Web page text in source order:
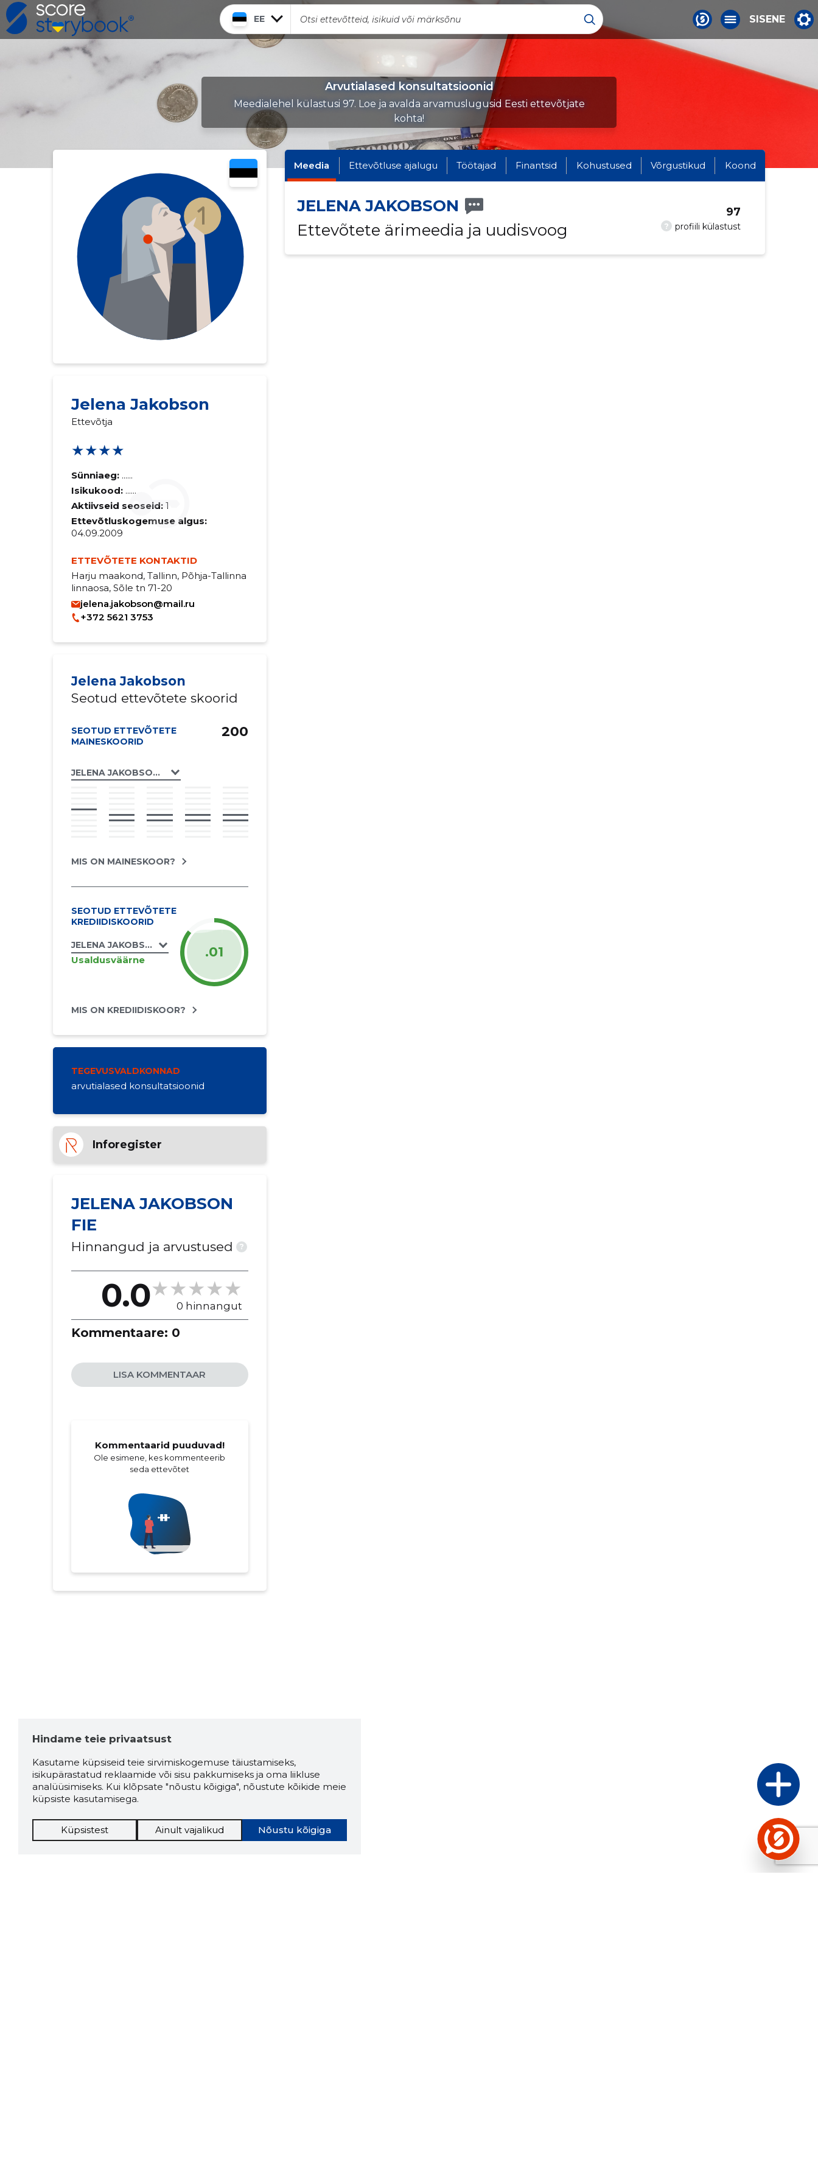
EE SISENE
Arvutialased konsultatsioonid
Meedialehel külastusi 97. Loe ja avalda arvamuslugusid Eesti ettevõtjate
kohta!
Jelena Jakobson
Ettevõtja
★★★★
Sünniaeg: ......
Isikukood: ......
Aktiivseid seoseid: 1
Ettevõtluskogemuse algus:
04.09.2009
ETTEVÕTETE KONTAKTID
Harju maakond, Tallinn, Põhja-Tallinna
linnaosa, Sõle tn 71-20
jelena.jakobson@mail.ru
+372 5621 3753
Jelena Jakobson
Seotud ettevõtete skoorid
SEOTUD ETTEVÕTETE
MAINESKOORID
JELENA JAKOBSON FIE
200
MIS ON MAINESKOOR?
SEOTUD ETTEVÕTETE
KREDIIDISKOORID
JELENA JAKOBSON FIE
Usaldusväärne .01
MIS ON KREDIIDISKOOR?
TEGEVUSVALDKONNAD
arvutialased konsultatsioonid
Inforegister
JELENA JAKOBSON
FIE
Hinnangud ja arvustused ?
0.0 0 hinnangut
Kommentaare: 0
LISA KOMMENTAAR
Kommentaarid puuduvad!
Ole esimene, kes kommenteerib
seda ettevõtet
Meedia Ettevõtluse ajalugu Töötajad Finantsid Kohustused Võrgustikud Koond
JELENA JAKOBSON
Ettevõtete ärimeedia ja uudisvoog
? profiili külastust
97
Hindame teie privaatsust
Kasutame küpsiseid teie sirvimiskogemuse täiustamiseks,
isikupärastatud reklaamide või sisu pakkumiseks ja oma liikluse
analüüsimiseks. Kui klõpsate "nõustu kõigiga", nõustute kõikide meie
küpsiste kasutamisega.
Nõustu kõigiga
Küpsistest Ainult vajalikud